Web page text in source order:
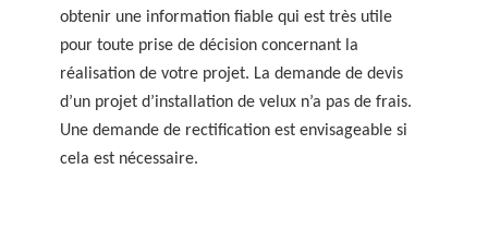
obtenir une information fiable qui est très utile
pour toute prise de décision concernant la
réalisation de votre projet. La demande de devis
d’un projet d’installation de velux n’a pas de frais.
Une demande de rectification est envisageable si
cela est nécessaire.